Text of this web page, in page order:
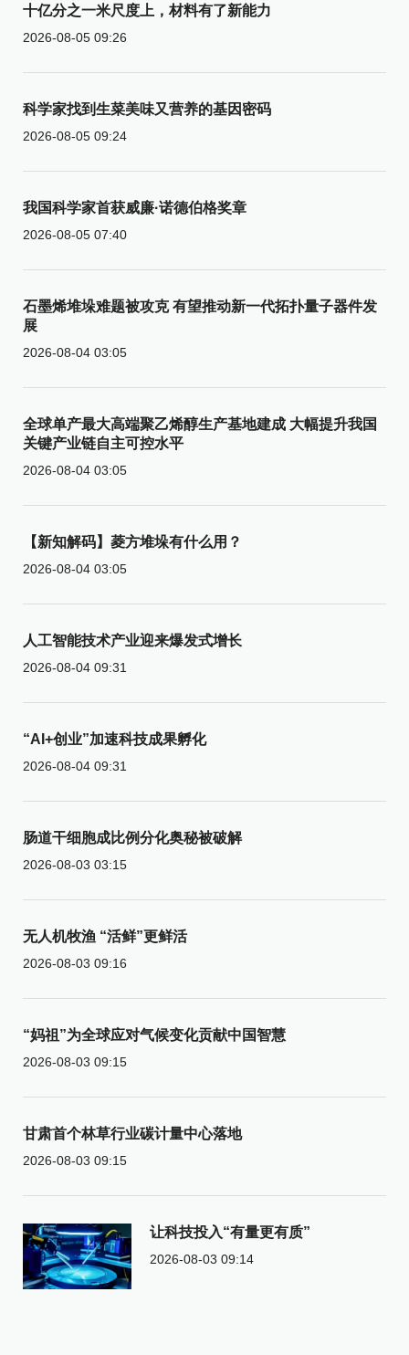
十亿分之一米尺度上，材料有了新能力
2026-08-05 09:26
科学家找到生菜美味又营养的基因密码
2026-08-05 09:24
我国科学家首获威廉·诺德伯格奖章
2026-08-05 07:40
石墨烯堆垛难题被攻克 有望推动新一代拓扑量子器件发
展
2026-08-04 03:05
全球单产最大高端聚乙烯醇生产基地建成 大幅提升我国
关键产业链自主可控水平
2026-08-04 03:05
【新知解码】菱方堆垛有什么用？
2026-08-04 03:05
人工智能技术产业迎来爆发式增长
2026-08-04 09:31
“AI+创业”加速科技成果孵化
2026-08-04 09:31
肠道干细胞成比例分化奥秘被破解
2026-08-03 03:15
无人机牧渔 “活鲜”更鲜活
2026-08-03 09:16
“妈祖”为全球应对气候变化贡献中国智慧
2026-08-03 09:15
甘肃首个林草行业碳计量中心落地
2026-08-03 09:15
让科技投入“有量更有质”
2026-08-03 09:14